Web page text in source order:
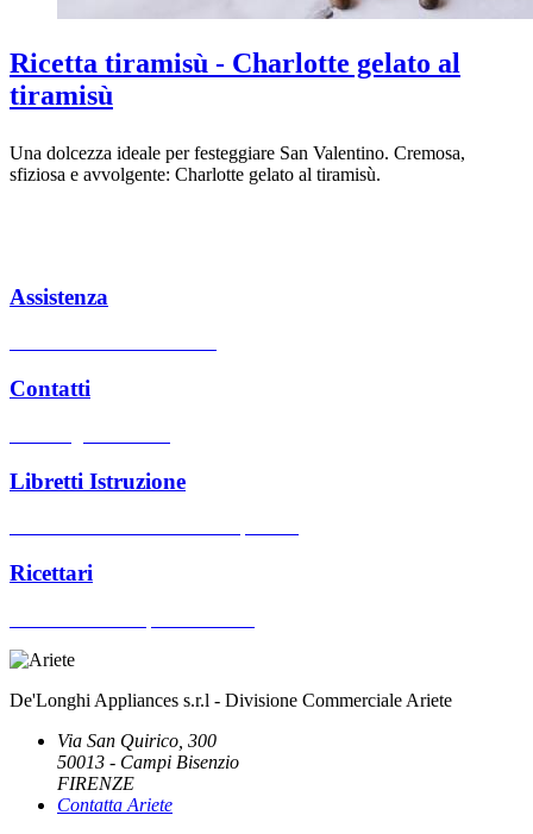
Ricetta tiramisù - Charlotte gelato al
tiramisù
Una dolcezza ideale per festeggiare San Valentino. Cremosa,
sfiziosa e avvolgente: Charlotte gelato al tiramisù.
Assistenza
Contatti
Libretti Istruzione
Ricettari
De'Longhi Appliances s.r.l - Divisione Commerciale Ariete
Via San Quirico, 300
50013 - Campi Bisenzio
FIRENZE
Contatta Ariete